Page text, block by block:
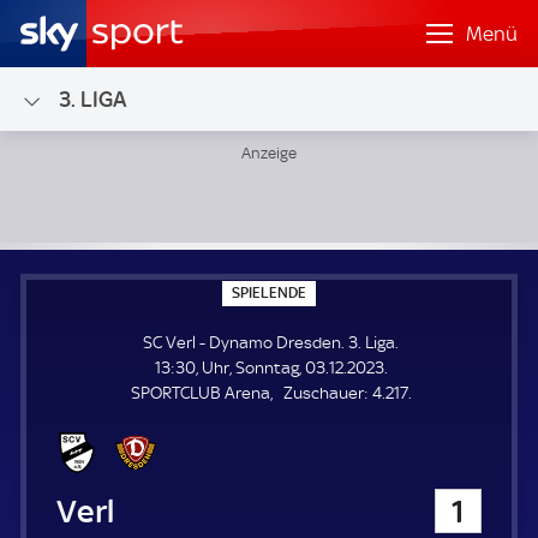
Menü
3. LIGA
SPIELENDE
P
E
L
E
N
SC Verl - Dynamo Dresden. 3. Liga.
13:30, Uhr, Sonntag, 03.12.2023.
SPORTCLUB Arena
Zuschauer: Z
4.217.
SC Verl 1